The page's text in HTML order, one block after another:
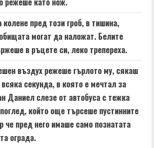
пред този гроб, в тишина,
могат да наложат. Белите
в ръцете си, леко трепереха.
въздух режеше гърлото му, сякаш
секунда, в която е мечтал за
Даниел слезе от автобуса с тежка
който още търсеше пустинните
че пред него имаше само познатата
ограда.